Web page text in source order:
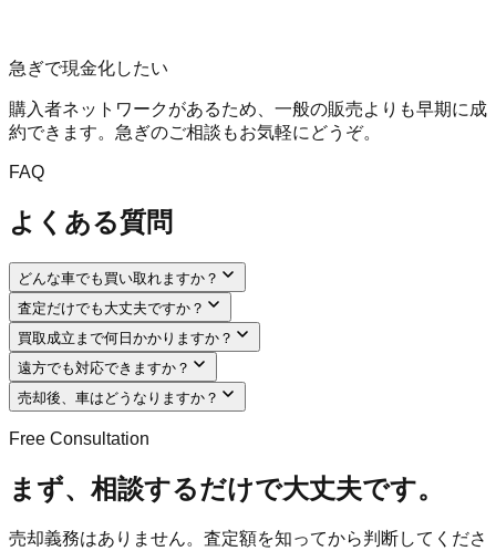
急ぎで現金化したい
購入者ネットワークがあるため、一般の販売よりも早期に成
約できます。急ぎのご相談もお気軽にどうぞ。
FAQ
よくある質問
どんな車でも買い取れますか？
査定だけでも大丈夫ですか？
買取成立まで何日かかりますか？
遠方でも対応できますか？
売却後、車はどうなりますか？
Free Consultation
まず、相談するだけで大丈夫です。
売却義務はありません。査定額を知ってから判断してくださ